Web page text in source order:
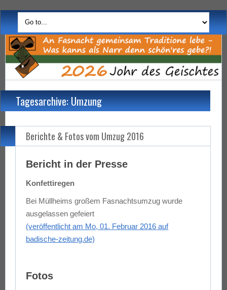
Tagesarchive: Umzung
Berichte & Fotos vom Umzug 2016
Bericht in der Presse
Konfettiregen
Bei Müllheims großem Fasnachtsumzug wurde
ausgelassen gefeiert
(veröffentlicht am Mo, 01. Februar 2016 auf
badische-zeitung.de)
Fotos